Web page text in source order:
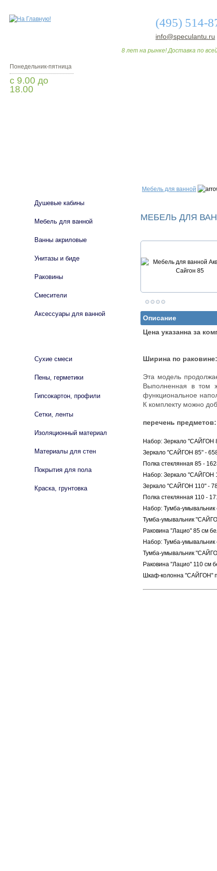
(495) 514-
info@speculantu.ru
8 лет на рынке! Доставка по
Понедельник-пятница
с 9.00 до
18.00
Мебель для ванной
МЕБЕЛЬ ДЛЯ
Описание
Цена указанна за
Ширина по
Эта модель
Выполненная в том
функциональное
К комплекту можно
перечень предметов:
Набор: Зеркало "САЙГОН
Зеркало "САЙГОН 85" -
Полка стеклянная 85 -
Набор: Зеркало "САЙГОН
Зеркало "САЙГОН 110" -
Полка стеклянная 110 -
Набор: Тумба-
Тумба-умывальник
Раковина "Лацио" 85 см
Набор: Тумба-
Тумба-умывальник
Раковина "Лацио" 110 см
Шкаф-колонна "САЙГОН"
Душевые кабины
Мебель для ванной
Ванны акриловые
Унитазы и биде
Раковины
Смесители
Аксессуары для ванной
Сухие смеси
Пены, герметики
Гипсокартон, профили
Сетки, ленты
Изоляционный материал
Материалы для стен
Покрытия для пола
Краска, грунтовка